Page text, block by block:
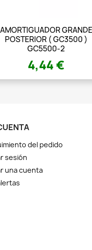
AMORTIGUADOR GRANDE
POSTERIOR ( GC3500 )
GC5500-2
4,44 €
del pedido
sesión
una cuenta